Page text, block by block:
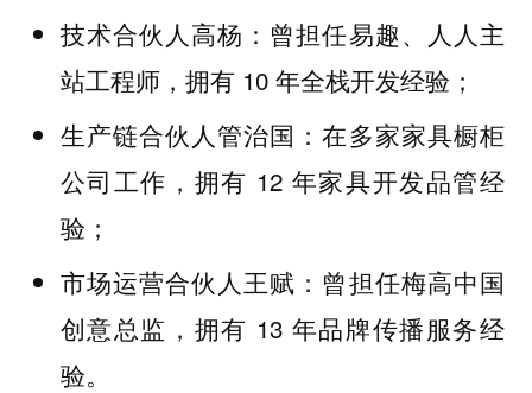
技术合伙人高杨：曾担任易趣、人人主
站工程师，拥有 10 年全栈开发经验；
生产链合伙人管治国：在多家家具橱柜
公司工作，拥有 12 年家具开发品管经
验；
市场运营合伙人王赋：曾担任梅高中国
创意总监，拥有 13 年品牌传播服务经
验。